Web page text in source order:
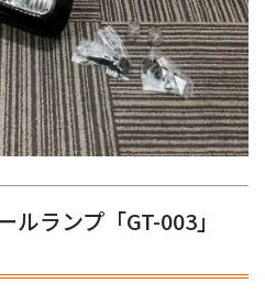
ルランプ「GT-003」